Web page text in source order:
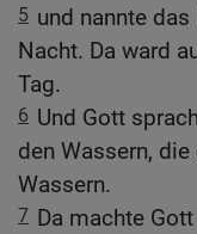
5 und nannte
Nacht. Da ward
Tag.
6 Und Gott
den Wassern,
Wassern.
7 Da machte